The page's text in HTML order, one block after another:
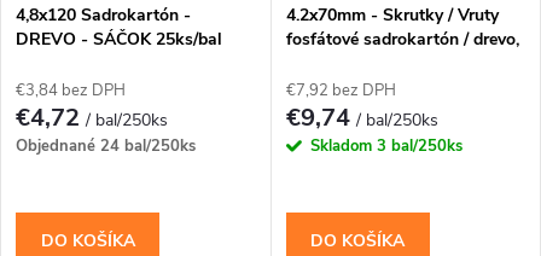
4,8x120 Sadrokartón -
DREVO - SÁČOK 25ks/bal
€3,84 bez DPH
€4,72/ bal/250ks
Objednané 24 bal/250ks
DO KOŠÍKA
4.2x70mm - Skrutky / Vruty
fosfátové sadrokartón / drevo,
€7,92 bez DPH
€9,74/ bal/250ks
Skladom 3 bal/250ks
DO KOŠÍKA